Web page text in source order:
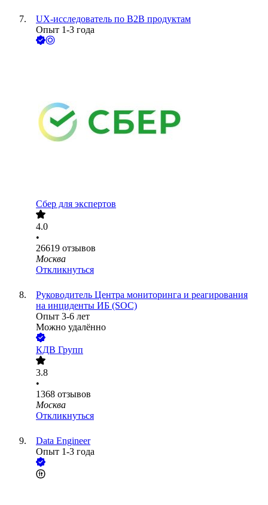
UX-исследователь по B2B продуктам
Опыт 1-3 года
Сбер для экспертов
4.0
•
26619 отзывов
Москва
Откликнуться
Руководитель Центра мониторинга и реагирования
на инциденты ИБ (SOC)
Опыт 3-6 лет
Можно удалённо
КДВ Групп
3.8
•
1368 отзывов
Москва
Откликнуться
Data Engineer
Опыт 1-3 года